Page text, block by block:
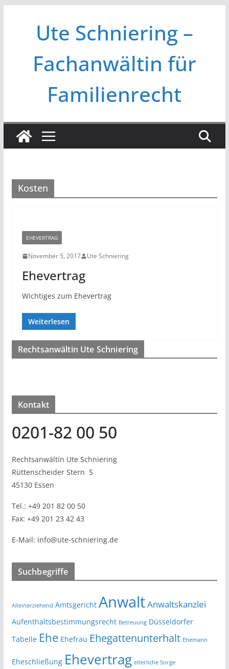
Ute Schniering –
Fachanwältin für
Familienrecht
Kosten
EHEVERTRAG
November 5, 2017 Ute Schniering
Ehevertrag
Wichtiges zum Ehevertrag
Weiterlesen
Rechtsanwältin Ute Schniering
Kontakt
0201-82 00 50
Rechtsanwältin Ute Schniering
Rüttenscheider Stern 5
45130 Essen
Tel.: +49 201 82 00 50
Fax: +49 201 23 42 43
E-Mail: info@ute-schniering.de
Suchbegriffe
Alleinerziehend Amtsgericht AnwaltAnwaltskanzlei
Aufenthaltsbestimmungsrecht Betreuung Düsseldorfer
Tabelle Ehe Ehefrau Ehegattenunterhalt Ehemann
Eheschließung Ehevertrag elterliche Sorge